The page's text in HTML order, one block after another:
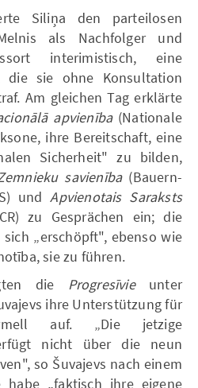
Siliņa den parteilosen
als Nachfolger und
interimistisch, eine
die sie ohne Konsultation
Am gleichen Tag erklärte
apvienība(Nationale
ihre Bereitschaft, eine
Sicherheit" zu bilden,
savienība(Bauern-
undApvienotais Saraksts
zu Gesprächen ein; die
„erschöpft", ebenso wie
sie zu führen.
die Progresīvieunter
ihre Unterstützung für
auf. „Die jetzige
nicht über die neun
so Šuvajevs nach einem
„faktisch ihre eigene